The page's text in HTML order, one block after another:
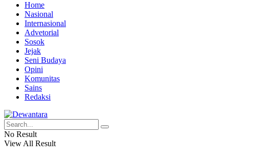
Home
Nasional
Internasional
Advetorial
Sosok
Jejak
Seni Budaya
Opini
Komunitas
Sains
Redaksi
No Result
View All Result